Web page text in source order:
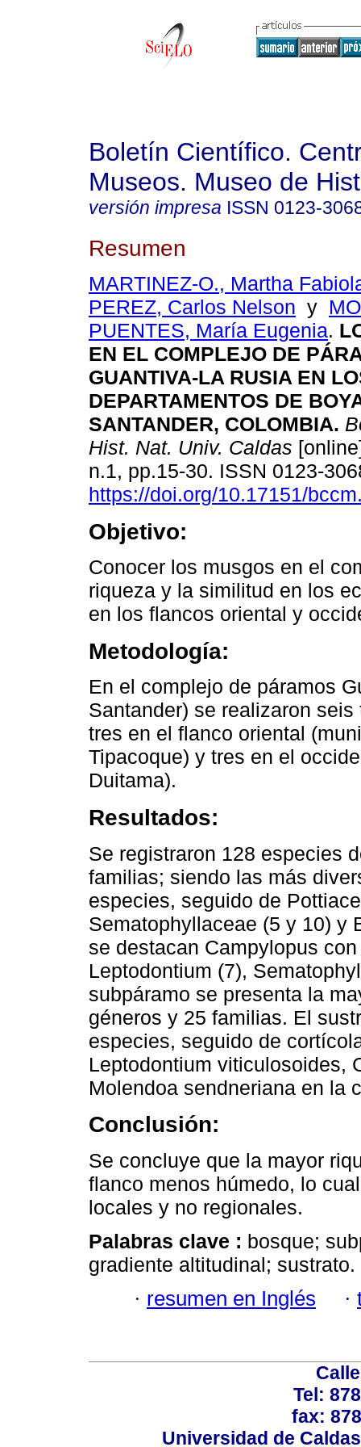
Boletín Científico.
Museos. Museo de
versión impresa ISSN 0123-
Resumen
MARTINEZ-O., Martha
PEREZ, Carlos Nelson y
PUENTES, María Eugenia.
EN EL COMPLEJO DE
GUANTIVA-LA RUSIA EN
DEPARTAMENTOS DE
SANTANDER, COLOMBIA.
Hist. Nat. Univ. Caldas
n.1, pp.15-30. ISSN 0123-
https://doi.org/10.17151/
Objetivo:
Conocer los musgos en el
riqueza y la similitud en los
en los flancos oriental y
Metodología:
En el complejo de páramos
Santander) se realizaron
tres en el flanco oriental
Tipacoque) y tres en el
Duitama).
Resultados:
Se registraron 128 especies
familias; siendo las más
especies, seguido de
Sematophyllaceae (5 y 10) y
se destacan Campylopus
Leptodontium (7),
subpáramo se presenta la
géneros y 25 familias. El
especies, seguido de
Leptodontium viticulosoides,
Molendoa sendneriana en la
Conclusión:
Se concluye que la mayor
flanco menos húmedo, lo
locales y no regionales.
Palabras clave : bosque;
gradiente altitudinal; sustrato.
· resumen en Inglés ·
Tel:
fax:
Universidad de